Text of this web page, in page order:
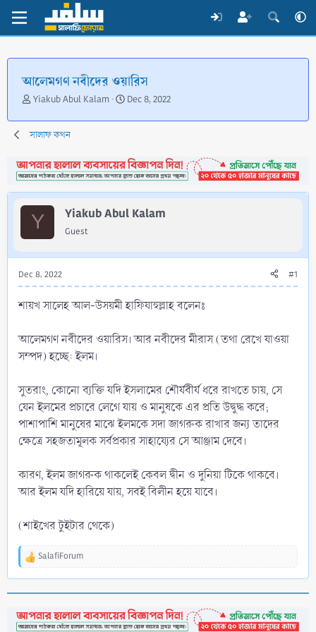
আলেমগণ নবীদের ওয়ারিস
T
r
e
d
s
t
a
r
r
Yiakub Abul Kalam
S
a
d
a
t
e
Dec 8, 2022
সালাফ কথন
Y Yiakub Abul Kalam
Guest
Dec 8, 2022 #1
শায়খ সালেহ আল-উসয়মী হাফিযাহুল্লাহ বলেনঃ
আলেমগণ নবীদের ওয়ারিস। আর নবীদের মীরাস (তথা রেখে যাওয়া
সম্পদ) হচ্ছে: ইলম।
সুতরাং, কোনো ব্যক্তি যদি ইসলামের শৌর্যবীর্য ধরে রাখতে চায়, সে
যেন ইলমের প্রচারে লেগে যায় ও মানুষকে এর প্রতি উদ্বুদ্ধ করে;
পাশাপাশি মানুষের মাঝে ইলমকে সদা জাগরুক রাখার জন্য তাদের
ক্ষেত্রে সহজতামূলক সর্বপ্রকার সাহায্যের সে আঞ্জাম দেবে।
কারণ, ইলম জাগরুক থাকলেই কেবল দ্বীন ও দুনিয়া টিকে থাকবে।
আর ইলম যদি হারিয়ে যায়, সবই বিলীন হয়ে যাবে।
(শাইখের টুইটার থেকে)
R
t
i
SalafiForum